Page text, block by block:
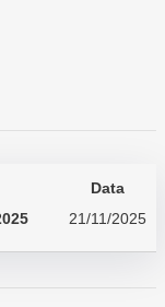
Data
21/11/2025